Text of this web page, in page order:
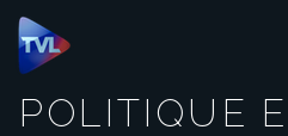
Panneau de gestion des
POLITIQUE